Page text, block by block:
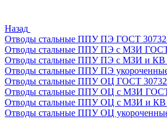
Назад
Отводы стальные ППУ ПЭ ГОСТ
Отводы стальные ППУ ПЭ с МЗИ ГОСТ
Отводы стальные ППУ ПЭ с МЗИ и КВ
Отводы стальные ППУ ПЭ
Отводы стальные ППУ ОЦ ГОСТ
Отводы стальные ППУ ОЦ с МЗИ ГОСТ
Отводы стальные ППУ ОЦ с МЗИ и КВ
Отводы стальные ППУ ОЦ